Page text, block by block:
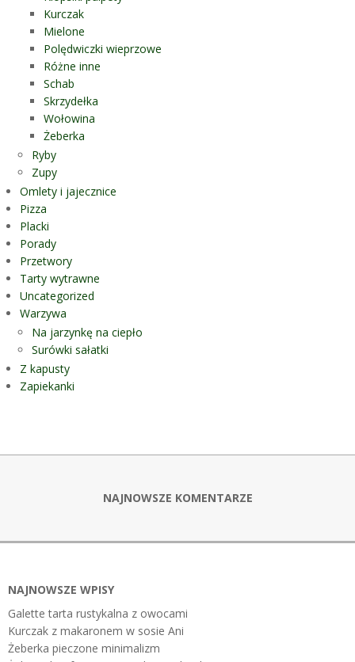
Kurczak
Mielone
Polędwiczki wieprzowe
Różne inne
Schab
Skrzydełka
Wołowina
Żeberka
Ryby
Zupy
Omlety i jajecznice
Pizza
Placki
Porady
Przetwory
Tarty wytrawne
Uncategorized
Warzywa
Na jarzynkę na ciepło
Surówki sałatki
Z kapusty
Zapiekanki
NAJNOWSZE KOMENTARZE
NAJNOWSZE WPISY
Galette tarta rustykalna z owocami
Kurczak z makaronem w sosie Ani
Żeberka pieczone minimalizm